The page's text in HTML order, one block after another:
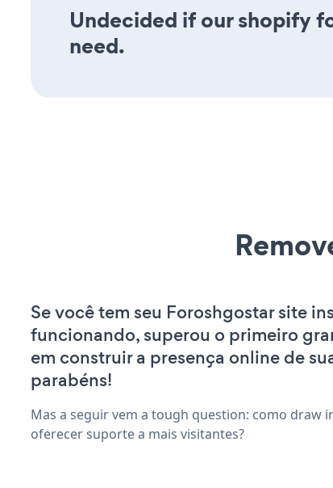
Undecided if our shopify
need.
Se você tem seu Foroshgostar site
funcionando, superou o primeiro
em construir a presença online de
parabéns!
Mas a seguir vem a tough question: como draw
oferecer suporte a mais visitantes?